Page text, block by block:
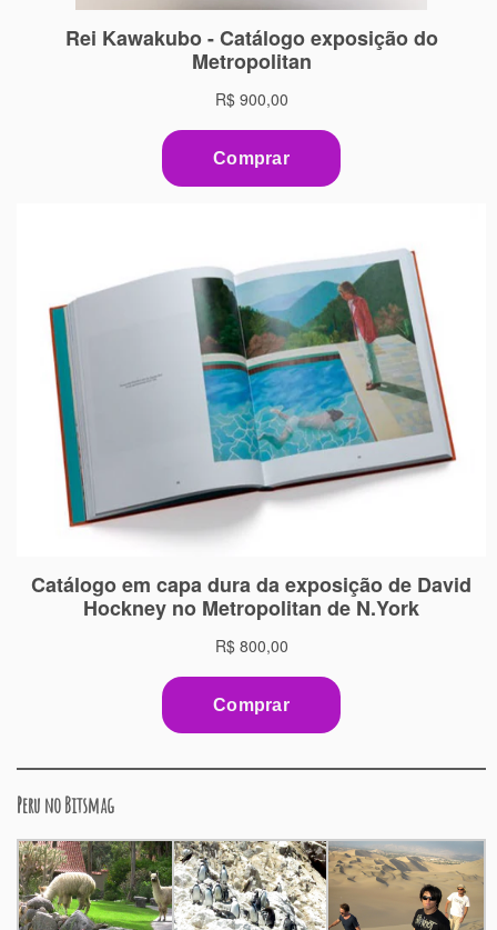
Peru no Bitsmag